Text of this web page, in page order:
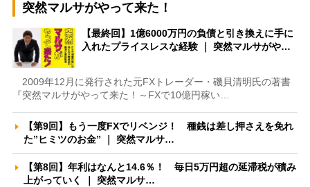
突然マルサがやって来た！
【最終回】1億6000万円の負債と引き換えに手に
入れたプライスレスな経験 ｜ 突然マルサがや…
2009年12月に発行された元FXトレーダー・磯貝清明氏の著書
『突然マルサがやって来た！～FXで10億円稼い…
【第9回】もう一度FXでリベンジ！ 種銭は差し押さえを免れ
た”ヒミツのお金” ｜ 突然マルサ…
【第8回】年利はなんと14.6％！ 毎日5万円超の延滞税が積み
上がっていく ｜ 突然マルサ…